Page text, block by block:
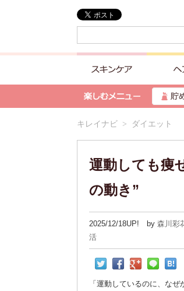
キレイナビ > ダイエット
運動しても痩
の動き”
2025/12/18UP! by 森川彩
活
「運動しているのに、な